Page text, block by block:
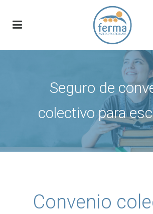
Seguro de
colectivo para
Convenio